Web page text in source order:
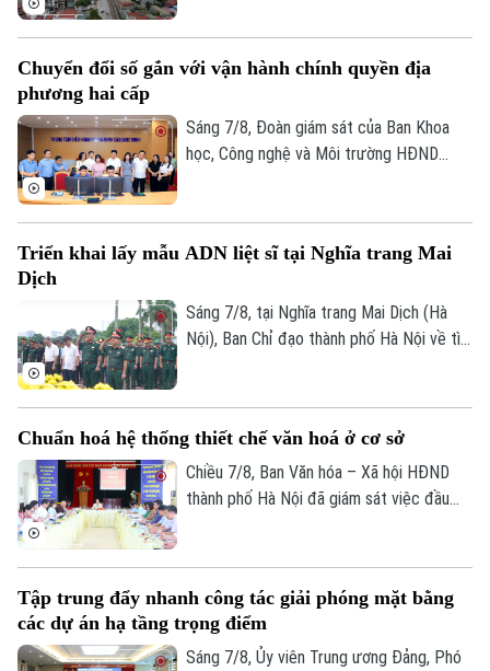
nhiều người dân và doanh nghiệp đã sớm
siêu dự án 162.000 tỷ đồng này.
Chuyển đổi số gắn với vận hành chính quyền địa
phương hai cấp
Sáng 7/8, Đoàn giám sát của Ban Khoa
học, Công nghệ và Môi trường HĐND
Triển khai lấy mẫu ADN liệt sĩ tại Nghĩa trang Mai
Dịch
Sáng 7/8, tại Nghĩa trang Mai Dịch (Hà
Nội), Ban Chỉ đạo thành phố Hà Nội về tìm
khai công tác lấy mẫu hài cốt liệt sĩ chưa
xác định được thông tin để phục vụ giám
định ADN.
Chuẩn hoá hệ thống thiết chế văn hoá ở cơ sở
Chiều 7/8, Ban Văn hóa – Xã hội HĐND
thành phố Hà Nội đã giám sát việc đầu
Tập trung đẩy nhanh công tác giải phóng mặt bằng
các dự án hạ tầng trọng điểm
Sáng 7/8, Ủy viên Trung ương Đảng, Phó